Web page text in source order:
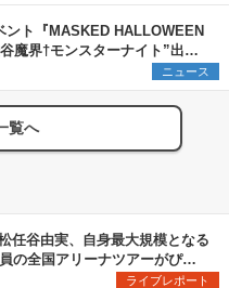
ント『MASKED HALLOWEEN
魔界†モンスターナイト”出演6
ニュース
覧へ
任谷由実、自身最大規模となる
の全国アリーナツアーがぴあ
ライブレポート